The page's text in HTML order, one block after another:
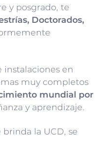
y posgrado, te
Doctorados,
instalaciones en
muy completos
mundial por
y aprendizaje.
la UCD, se